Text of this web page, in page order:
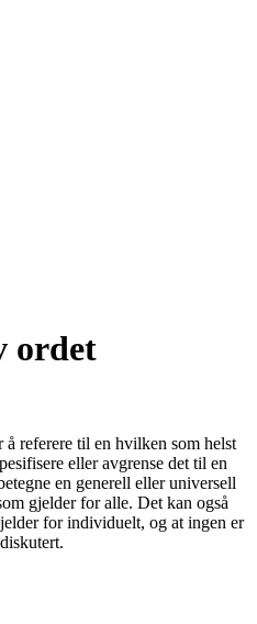
ordet
referere til en hvilken som helst
eller avgrense det til en
en generell eller universell
gjelder for alle. Det kan også
for individuelt, og at ingen er